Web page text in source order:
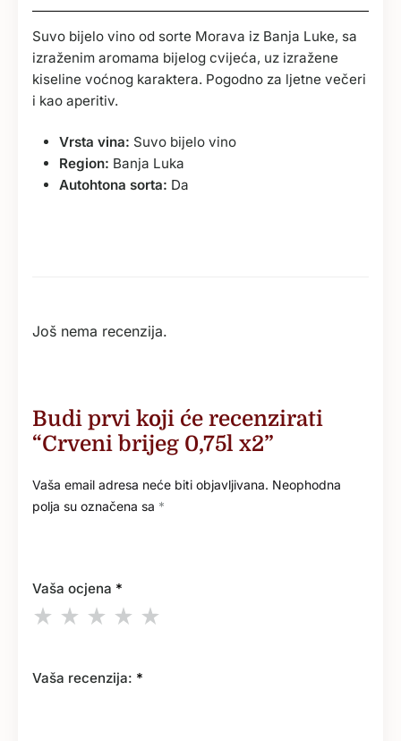
Suvo bijelo vino od sorte Morava iz Banja Luke, sa
izraženim aromama bijelog cvijeća, uz izražene
kiseline voćnog karaktera. Pogodno za ljetne večeri
i kao aperitiv.
Vrsta vina: Suvo bijelo vino
Region: Banja Luka
Autohtona sorta: Da
Još nema recenzija.
Budi prvi koji će recenzirati
“Crveni brijeg 0,75l x2”
Vaša email adresa neće biti objavljivana. Neophodna
polja su označena sa *
Vaša ocjena *
Vaša recenzija: *